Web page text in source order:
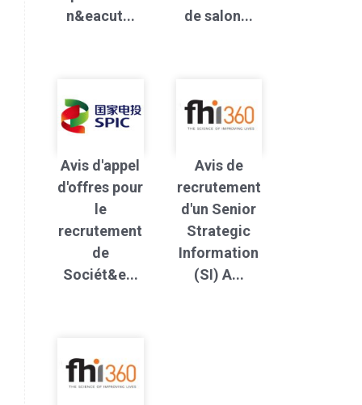
n&eacut...
de salon...
Avis d'appel
d'offres pour
le
recrutement
de
Sociét&e...
Avis de
recrutement
d'un Senior
Strategic
Information
(SI) A...